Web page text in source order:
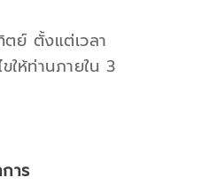
ย์ ตั้งแต่เวลา
ให้ท่านภายใน 3
าร